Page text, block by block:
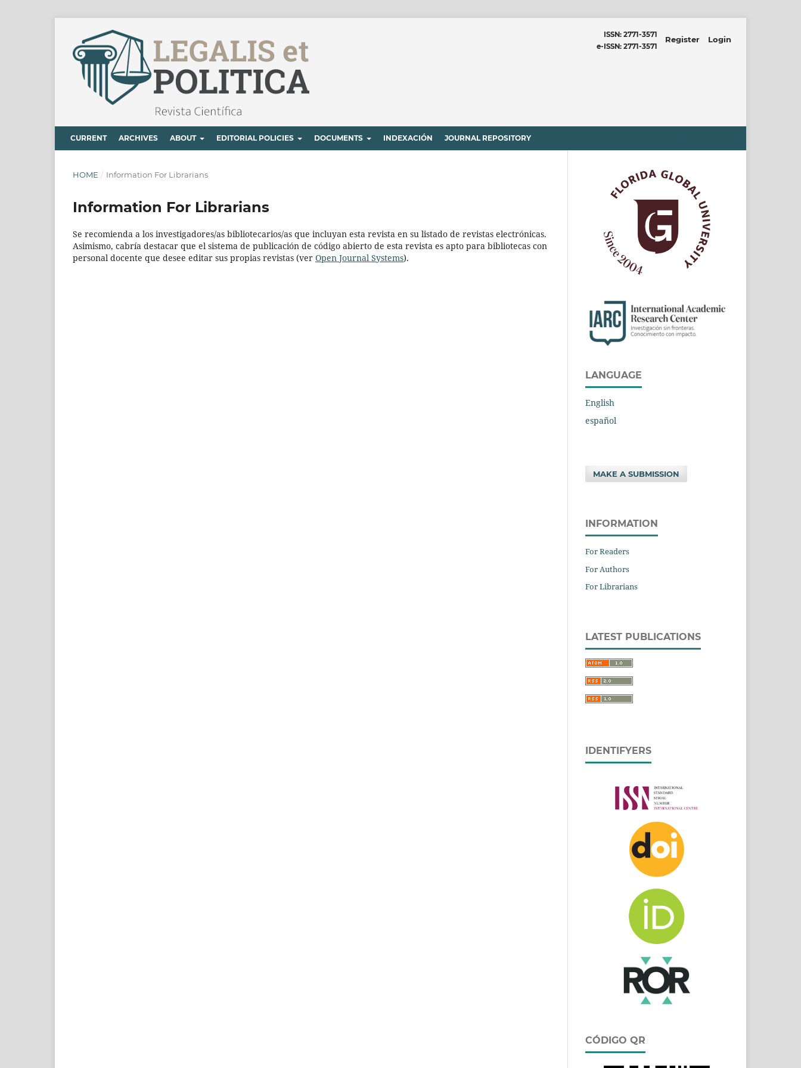
CURRENT ARCHIVES ABOUT EDITORIAL POLICIES DOCUMENTS INDEXACIÓN JOURNAL REPOSITORY
ISSN: 2771-3571
e-ISSN: 2771-3571
Register Login
HOME / Information For Librarians
Information For Librarians
Se recomienda a los investigadores/as bibliotecarios/as que incluyan esta revista en su listado de revistas electrónicas.
Asimismo, cabría destacar que el sistema de publicación de código abierto de esta revista es apto para bibliotecas con
personal docente que desee editar sus propias revistas (ver Open Journal Systems).
LANGUAGE
English
español
MAKE A SUBMISSION
INFORMATION
For Readers
For Authors
For Librarians
LATEST PUBLICATIONS
IDENTIFYERS
CÓDIGO QR